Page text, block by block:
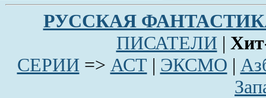
РУССКАЯ
ПИСАТЕЛИ|
СЕРИИ=> АСТ | ЭКСМО |